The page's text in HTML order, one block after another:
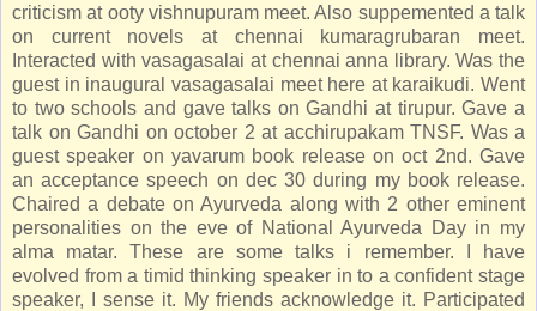
criticism at ooty vishnupuram meet. Also suppemented a talk
on current novels at chennai kumaragrubaran meet.
Interacted with vasagasalai at chennai anna library. Was the
guest in inaugural vasagasalai meet here at karaikudi. Went
to two schools and gave talks on Gandhi at tirupur. Gave a
talk on Gandhi on october 2 at acchirupakam TNSF. Was a
guest speaker on yavarum book release on oct 2nd. Gave
an acceptance speech on dec 30 during my book release.
Chaired a debate on Ayurveda along with 2 other eminent
personalities on the eve of National Ayurveda Day in my
alma matar. These are some talks i remember. I have
evolved from a timid thinking speaker in to a confident stage
speaker, I sense it. My friends acknowledge it. Participated